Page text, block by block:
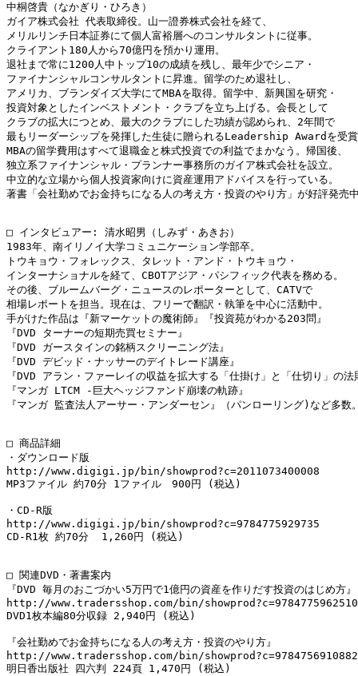
中桐啓貴（なかぎり・ひろき）
ガイア株式会社 代表取締役。山一證券株式会社を経て、
メリルリンチ日本証券にて個人富裕層へのコンサルタントに従事。
クライアント180人から70億円を預かり運用。
退社まで常に1200人中トップ10の成績を残し、最年少でシニア・
ファイナンシャルコンサルタントに昇進。留学のため退社し、
アメリカ、ブランダイズ大学にてMBAを取得。留学中、新興国を研究・
投資対象としたインベストメント・クラブを立ち上げる。会長として
クラブの拡大につとめ、最大のクラブにした功績が認められ、2年間で
最もリーダーシップを発揮した生徒に贈られるLeadership Awardを受
MBAの留学費用はすべて退職金と株式投資での利益でまかなう。帰国後、
独立系ファイナンシャル・プランナー事務所のガイア株式会社を設立。
中立的な立場から個人投資家向けに資産運用アドバイスを行っている。
著書「会社勤めでお金持ちになる人の考え方・投資のやり方」が好評発売
□ インタビュアー: 清水昭男（しみず・あきお）
1983年、南イリノイ大学コミュニケーション学部卒。
トウキョウ・フォレックス、タレット・アンド・トウキョウ・
インターナショナルを経て、CBOTアジア・パシフィック代表を務める。
その後、ブルームバーグ・ニュースのレポーターとして、CATVで
相場レポートを担当。現在は、フリーで翻訳・執筆を中心に活動中。
手がけた作品は『新マーケットの魔術師』『投資苑がわかる203問』
『DVD ターナーの短期売買セミナー』
『DVD ガースタインの銘柄スクリーニング法』
『DVD デビッド・ナッサーのデイトレード講座』
『DVD アラン・ファーレイの収益を拡大する「仕掛け」と「仕切り」の法
『マンガ LTCM -巨大ヘッジファンド崩壊の軌跡』
『マンガ 監査法人アーサー・アンダーセン』（パンローリング)など多数
□ 商品詳細
・ダウンロード版
http://www.digigi.jp/bin/showprod?c=2011073400008
MP3ファイル 約70分 1ファイル　900円 (税込)
・CD-R版
http://www.digigi.jp/bin/showprod?c=9784775929735
CD-R1枚 約70分  1,260円 (税込)
□ 関連DVD・著書案内
『DVD 毎月のおこづかい5万円で1億円の資産を作りだす投資のはじめ方』
http://www.tradersshop.com/bin/showprod?c=9784775962510
DVD1枚本編80分収録 2,940円 (税込)
『会社勤めでお金持ちになる人の考え方・投資のやり方』
http://www.tradersshop.com/bin/showprod?c=9784756910882
明日香出版社 四六判 224頁 1,470円 (税込)